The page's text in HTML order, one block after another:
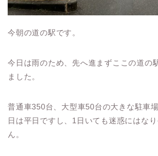
今朝の道の駅です。
今日は雨のため、先へ進まずここの道の
ました。
普通車350台、大型車50台の大きな駐車
日は平日ですし、1日いても迷惑にはな
ん。